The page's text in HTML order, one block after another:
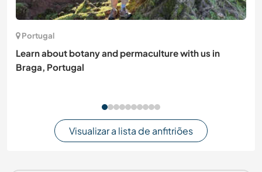
Portugal
Learn about botany and permaculture with us in
Braga, Portugal
Visualizar a lista de anfitriões